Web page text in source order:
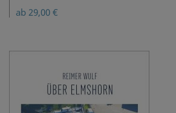
ab 29,00 €